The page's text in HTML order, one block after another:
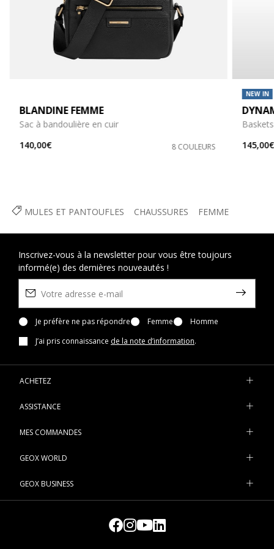
MULES ET PANTOUFLES CHAUSSURES FEMME
BLANDINE FEMME
Sac à bandoulière en cuir
140,00€
8 COULEURS
NEW IN
145,00€
Inscrivez-vous à la newsletter pour vous être toujours
informé(e) des dernières nouveautés !
Je préfère ne pas répondre Femme
Homme
J’ai pris connaissance de la note d’information.
ACHETEZ
ASSISTANCE
MES COMMANDES
GEOX WORLD
GEOX BUSINESS